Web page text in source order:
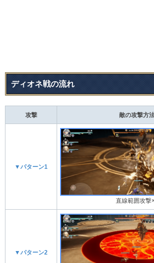
ディオネ戦の流れ​
攻撃 敵の攻撃方
▼パターン1
直線範囲攻撃
▼パターン2